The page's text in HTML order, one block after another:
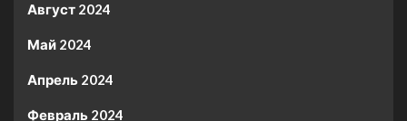
Август 2024
Май 2024
Апрель 2024
Февраль 2024